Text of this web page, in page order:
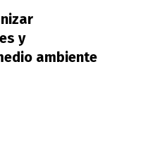
y
ambiente